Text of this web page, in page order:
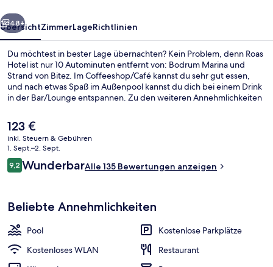
Weiter
48+
ÜbersichtZimmerLageRichtlinien
Du möchtest in bester Lage übernachten? Kein Problem, denn Roas
Hotel ist nur 10 Autominuten entfernt von: Bodrum Marina und
Strand von Bitez. Im Coffeeshop/Café kannst du sehr gut essen,
und nach etwas Spaß im Außenpool kannst du dich bei einem Drink
in der Bar/Lounge entspannen. Zu den weiteren Annehmlichkeiten
Snackbar und ein Garten.
Der
aktuelle
Preis
beträgt
123 €.
123 €
inkl. Steuern & Gebühren
1. Sept.–2. Sept.
Bewertungen
9,29,2 von 10.
WunderbarAlle 135 Bewertungen anzeigen
Beliebte Annehmlichkeiten
Pool
Kostenlose Parkplätze
Kostenloses WLAN
Restaurant